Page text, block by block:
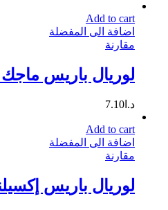
Add to cart
اضافة الى المفضلة
مقارنة
لوريال باريس
د.ا 7.10
Add to cart
اضافة الى المفضلة
مقارنة
لوريال باريس إكسيلنس – 5.3 بني